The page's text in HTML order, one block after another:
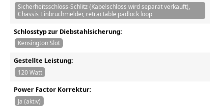
Sicherheitsschloss-Schlitz (Kabelschloss wird separat verkauft),
Chassis Einbruchmelder, retractable padlock loop
Schlosstyp zur Diebstahlsicherung:
Kensington Slot
Gestellte Leistung:
120 Watt
Power Factor Korrektur:
Ja (aktiv)